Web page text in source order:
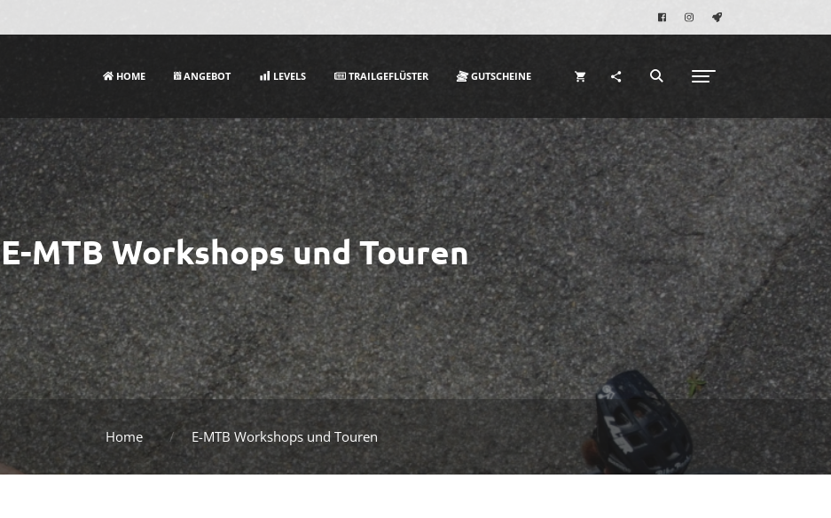
HOME ANGEBOT LEVELS TRAILGEFLÜSTER GUTSCHEINE
E-MTB Workshops und Touren
Home E-MTB Workshops und Touren